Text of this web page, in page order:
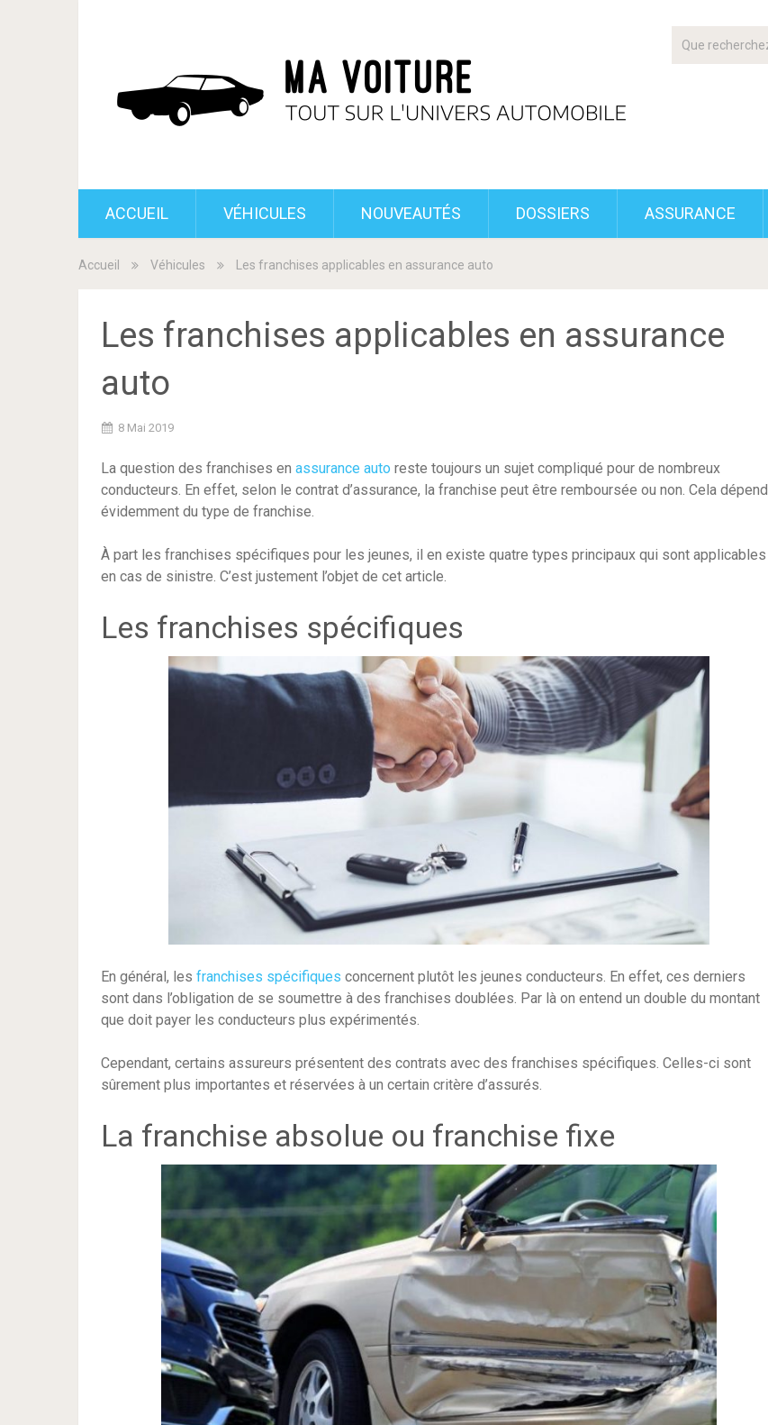
ACCUEIL VÉHICULES NOUVEAUTÉS DOSSIERS ASSURANCE
Accueil Véhicules Les franchises applicables en assurance auto
Les franchises applicables en assurance
auto
8 Mai 2019
La question des franchises en assurance auto reste toujours un sujet compliqué pour de nombreux
conducteurs. En effet, selon le contrat d’assurance, la franchise peut être remboursée ou non. Cela dépend
évidemment du type de franchise.
À part les franchises spécifiques pour les jeunes, il en existe quatre types principaux qui sont applicables
en cas de sinistre. C’est justement l’objet de cet article.
Les franchises spécifiques
En général, les franchises spécifiques concernent plutôt les jeunes conducteurs. En effet, ces derniers
sont dans l’obligation de se soumettre à des franchises doublées. Par là on entend un double du montant
que doit payer les conducteurs plus expérimentés.
Cependant, certains assureurs présentent des contrats avec des franchises spécifiques. Celles-ci sont
sûrement plus importantes et réservées à un certain critère d’assurés.
La franchise absolue ou franchise fixe